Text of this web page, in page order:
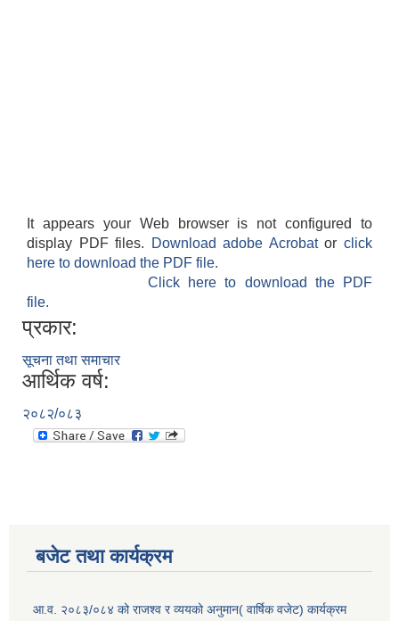
It appears your Web browser is not configured to
display PDF files.
Download adobe Acrobatorclick
here to download the PDF file.
Click here to download the PDF
file.
प्रकार:
सूचना तथा समाचार
आर्थिक वर्ष:
२०८२/०८३
बजेट तथा कार्यक्रम
आ.व. २०८३/०८४ को राजश्व र व्ययको अनुमान( वार्षिक वजेट) कार्यक्रम